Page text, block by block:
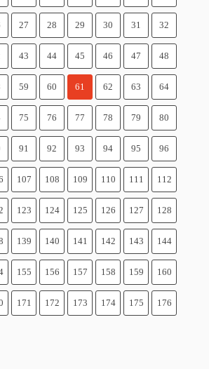
27 28 29 30 31 32
43 44 45 46 47 48
59 60 61 62 63 64
75 76 77 78 79 80
91 92 93 94 95 96
107 108 109 110 111 112
123 124 125 126 127 128
139 140 141 142 143 144
155 156 157 158 159 160
171 172 173 174 175 176